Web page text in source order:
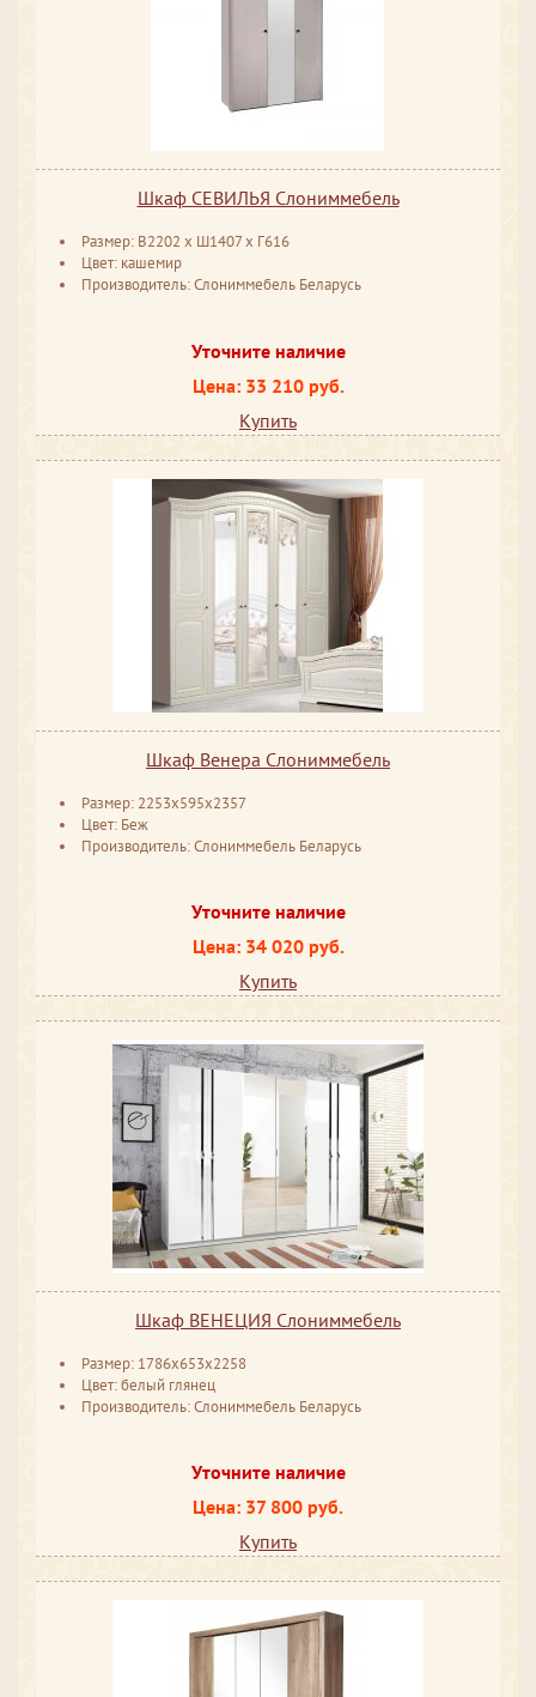
Шкаф СЕВИЛЬЯ Слониммебель
Размер: В2202 ​x Ш1407 ​x Г616
Цвет: кашемир
Производитель: Слониммебель Беларусь
Уточните наличие
Цена: 33 210 руб.
Купить
Шкаф Венера Слониммебель
Размер: 2253x595x2357
Цвет: Беж
Производитель: Слониммебель Беларусь
Уточните наличие
Цена: 34 020 руб.
Купить
Шкаф ВЕНЕЦИЯ Слониммебель
Размер: 1786x653x2258
Цвет: белый глянец
Производитель: Слониммебель Беларусь
Уточните наличие
Цена: 37 800 руб.
Купить